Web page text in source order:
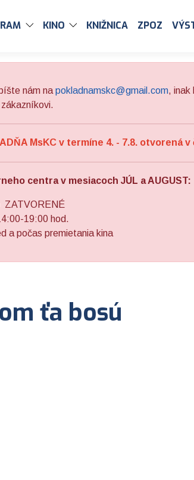
KINO KNIŽNICA ZPOZ
nám na pokladnamskc@gmail.com, inak
zákazníkovi.
MsKC v termíne 4. - 7.8. otvorená v
centra v mesiacoch JÚL a AUGUST:
ZATVORENÉ
19:00 hod.
a počas premietania kina
ťa bosú